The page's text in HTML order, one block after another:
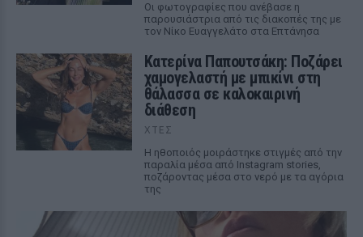
Οι φωτογραφίες που ανέβασε η
παρουσιάστρια από τις διακοπές της με
τον Νίκο Ευαγγελάτο στα Επτάνησα
Κατερίνα Παπουτσάκη: Ποζάρει
χαμογελαστή με μπικίνι στη
θάλασσα σε καλοκαιρινή
διάθεση
ΧΤΕΣ
Η ηθοποιός μοιράστηκε στιγμές από την
παραλία μέσα από Instagram stories,
ποζάροντας μέσα στο νερό με τα αγόρια
της